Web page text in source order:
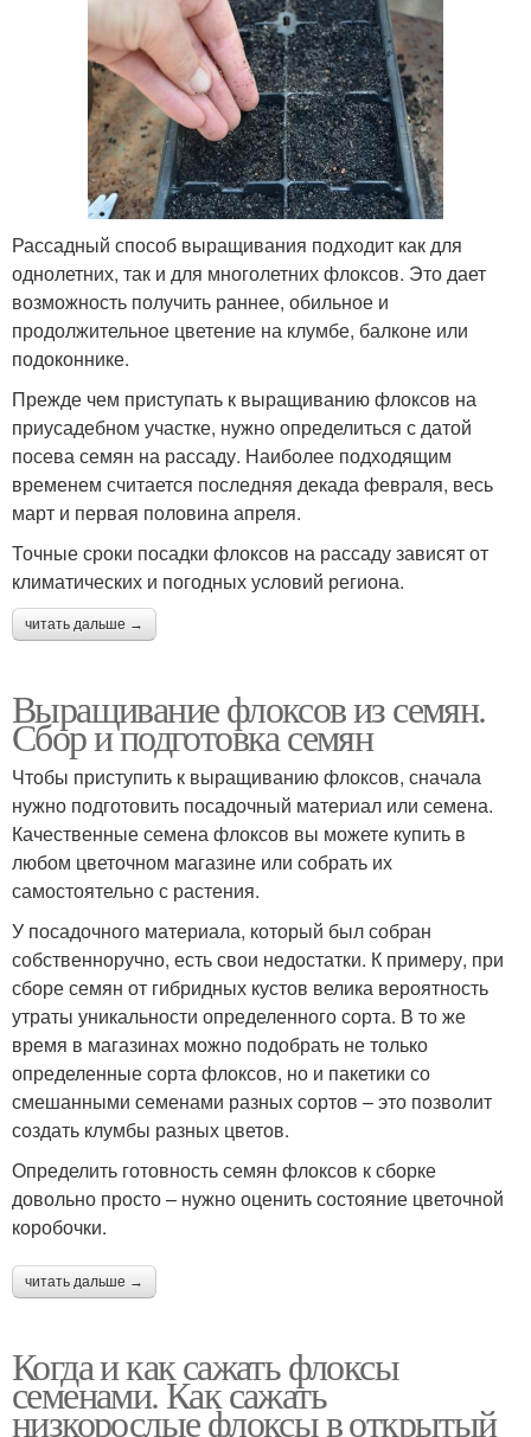
Рассадный способ выращивания подходит как для
однолетних, так и для многолетних флоксов. Это дает
возможность получить раннее, обильное и
продолжительное цветение на клумбе, балконе или
подоконнике.
Прежде чем приступать к выращиванию флоксов на
приусадебном участке, нужно определиться с датой
посева семян на рассаду. Наиболее подходящим
временем считается последняя декада февраля, весь
март и первая половина апреля.
Точные сроки посадки флоксов на рассаду зависят от
климатических и погодных условий региона.
читать дальше →
Выращивание флоксов из семян.
Сбор и подготовка семян
Чтобы приступить к выращиванию флоксов, сначала
нужно подготовить посадочный материал или семена.
Качественные семена флоксов вы можете купить в
любом цветочном магазине или собрать их
самостоятельно с растения.
У посадочного материала, который был собран
собственноручно, есть свои недостатки. К примеру, при
сборе семян от гибридных кустов велика вероятность
утраты уникальности определенного сорта. В то же
время в магазинах можно подобрать не только
определенные сорта флоксов, но и пакетики со
смешанными семенами разных сортов – это позволит
создать клумбы разных цветов.
Определить готовность семян флоксов к сборке
довольно просто – нужно оценить состояние цветочной
коробочки.
читать дальше →
Когда и как сажать флоксы
семенами. Как сажать
низкорослые флоксы в открытый